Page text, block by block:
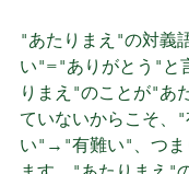
"あたりまえ"の対義
い"="ありがとう"と
りまえ"のことが"あ
ていないからこそ、
い"→"有難い"、つま